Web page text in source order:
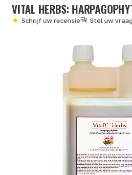
VITAL HERBS:
Schrijf uw recensie Stel uw